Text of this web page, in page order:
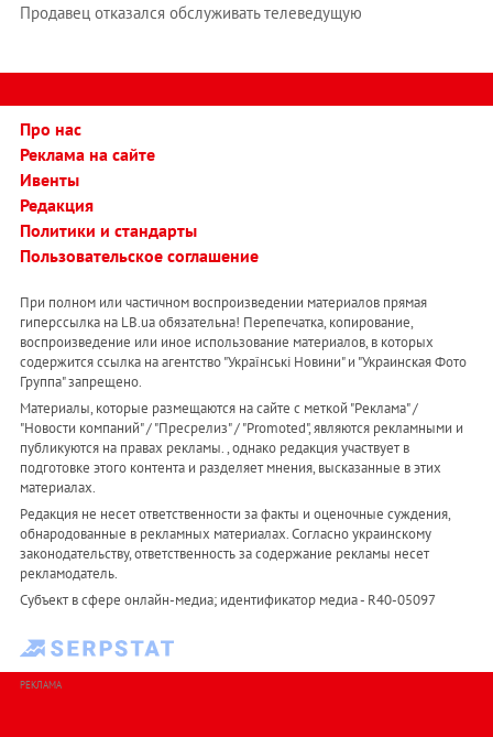
Продавец отказался обслуживать телеведущую
Про нас
Реклама на сайте
Ивенты
Редакция
Политики и стандарты
Пользовательское соглашение
При полном или частичном воспроизведении материалов прямая
гиперссылка на LB.ua обязательна! Перепечатка, копирование,
воспроизведение или иное использование материалов, в которых
содержится ссылка на агентство "Українськi Новини" и "Украинская Фото
Группа" запрещено.
Материалы, которые размещаются на сайте с меткой "Реклама" /
"Новости компаний" / "Пресрелиз" / "Promoted", являются рекламными и
публикуются на правах рекламы. , однако редакция участвует в
подготовке этого контента и разделяет мнения, высказанные в этих
материалах.
Редакция не несет ответственности за факты и оценочные суждения,
обнародованные в рекламных материалах. Согласно украинскому
законодательству, ответственность за содержание рекламы несет
рекламодатель.
Субъект в сфере онлайн-медиа; идентификатор медиа - R40-05097
РЕКЛАМА